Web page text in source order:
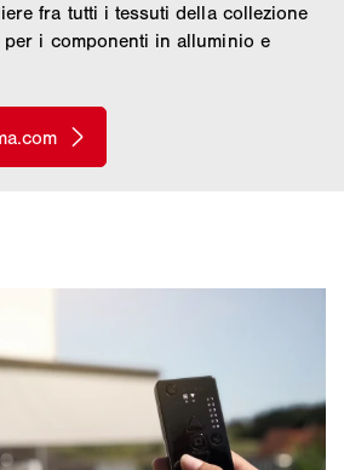
fra tutti i tessuti della collezione
i componenti in alluminio e